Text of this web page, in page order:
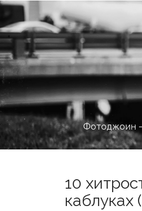
Фотоджоин
10
каблуках